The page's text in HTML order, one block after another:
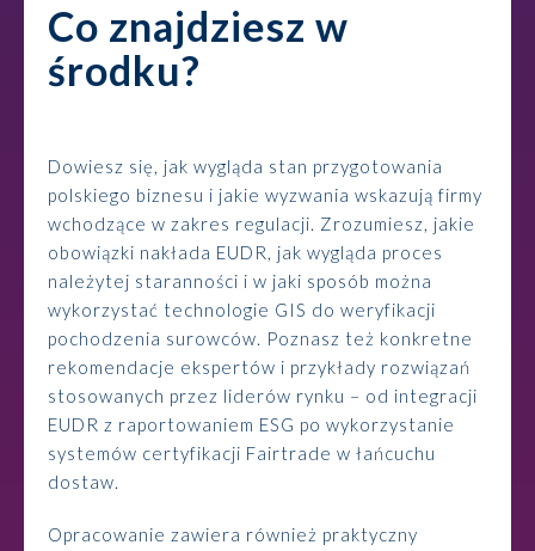
Co znajdziesz w
środku?
Dowiesz się, jak wygląda stan przygotowania
polskiego biznesu i jakie wyzwania wskazują firmy
wchodzące w zakres regulacji. Zrozumiesz, jakie
obowiązki nakłada EUDR, jak wygląda proces
należytej staranności i w jaki sposób można
wykorzystać technologie GIS do weryfikacji
pochodzenia surowców. Poznasz też konkretne
rekomendacje ekspertów i przykłady rozwiązań
stosowanych przez liderów rynku – od integracji
EUDR z raportowaniem ESG po wykorzystanie
systemów certyfikacji Fairtrade w łańcuchu
dostaw.
Opracowanie zawiera również praktyczny